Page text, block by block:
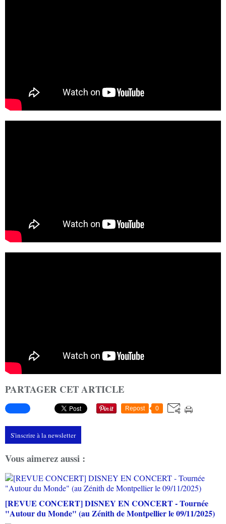
PARTAGER CET ARTICLE
Repost 0
S'inscrire à la newsletter
Vous aimerez aussi :
[REVUE CONCERT] DISNEY EN CONCERT - Tournée
"Autour du Monde" (au Zénith de Montpellier le 09/11/2025)